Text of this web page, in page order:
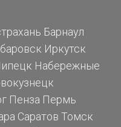
Барнаул
Иркутск
Набережные
Пенза Пермь
Саратов Томск